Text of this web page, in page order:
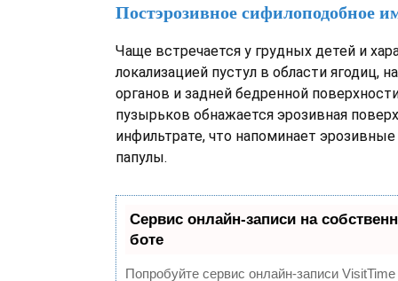
Постэрозивное сифилоподобное
Чаще встречается у грудных детей и
локализацией пустул в области ягодиц,
органов и задней бедренной
пузырьков обнажается эрозивная
инфильтрате, что напоминает
папулы.
Сервис онлайн-записи на
боте
Попробуйте сервис онлайн-записи